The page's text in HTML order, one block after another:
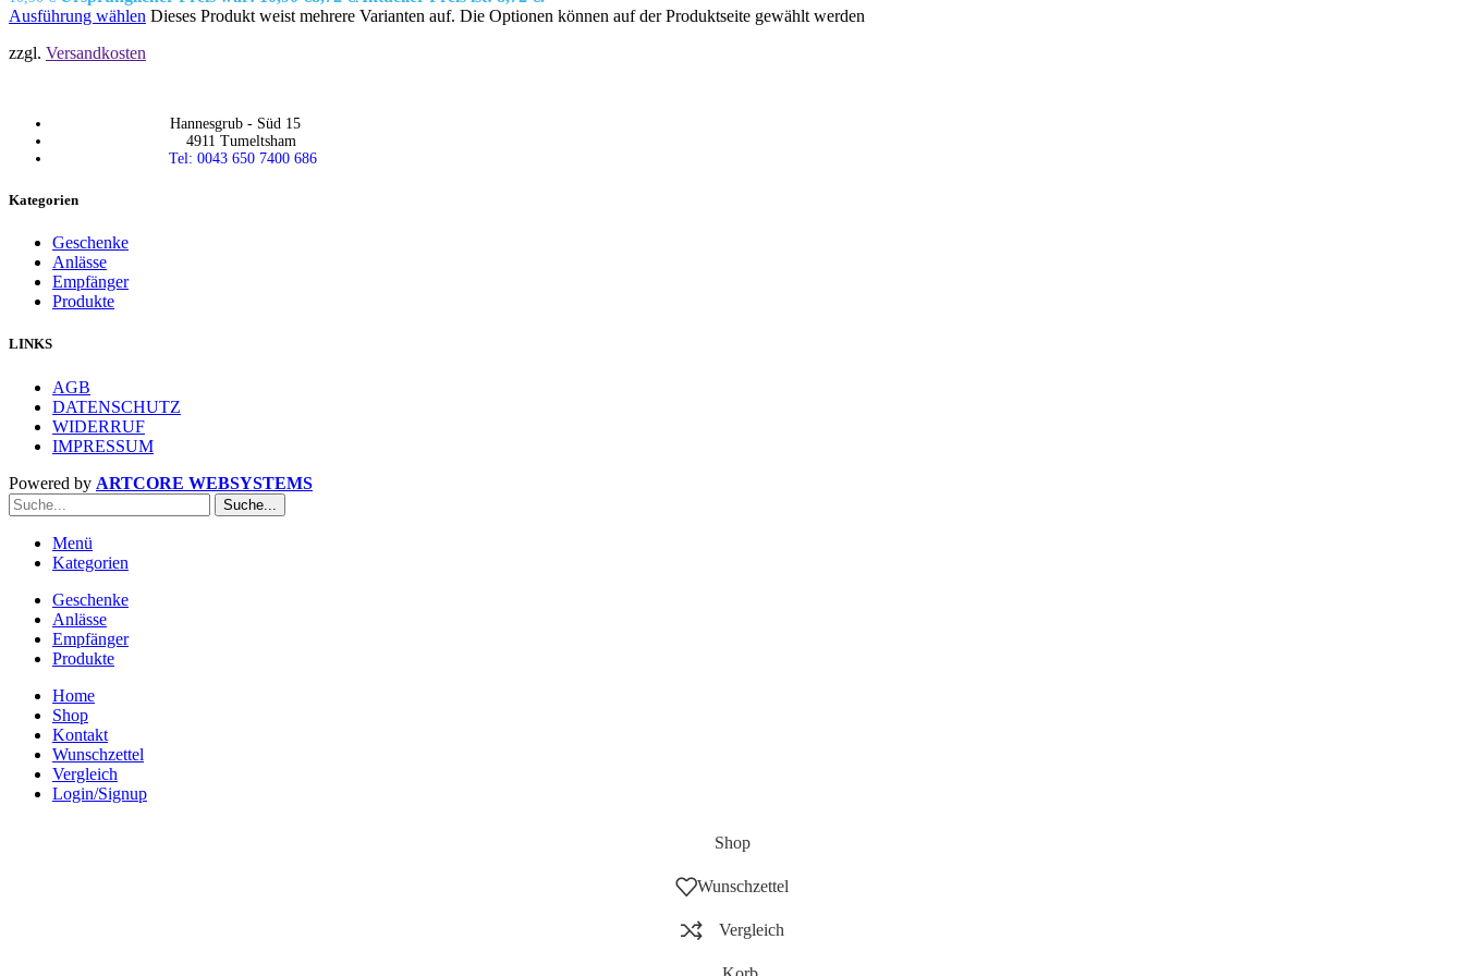
Ausführung wählen Dieses Produkt weist mehrere Varianten auf. Die Optionen können auf der Produktseite gewählt werden
zzgl. Versandkosten
Hannesgrub - Süd 15
4911 Tumeltsham
Tel: 0043 650 7400 686
Kategorien
Geschenke
Anlässe
Empfänger
Produkte
LINKS
AGB
DATENSCHUTZ
WIDERRUF
IMPRESSUM
Powered by ARTCORE WEBSYSTEMS
Suche...
Menü
Kategorien
Geschenke
Anlässe
Empfänger
Produkte
Home
Shop
Kontakt
Wunschzettel
Vergleich
Login/Signup
Shop
Wunschzettel
Vergleich